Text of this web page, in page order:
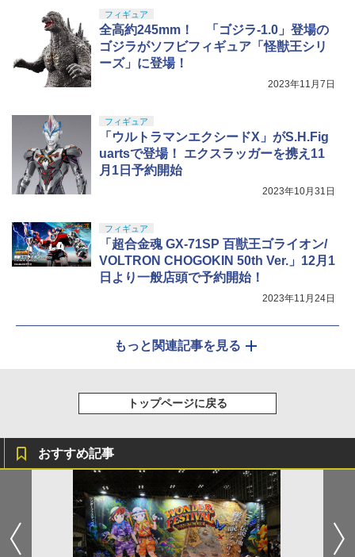
フィギュア
全高約245mm！ 「ゴジラ-1.0」登場の
ゴジラがソフビフィギュア「怪獣王シリ
ーズ」に登場！
2023年11月7日
フィギュア
「ウルトラマンエクシードX」がS.H.Fig
uartsで登場！ エクスラッガーを携え11
月1日予約開始
2023年10月31日
フィギュア
「超合金魂 GX-71SP 百獣王ゴライオン/
VOLTRON CHOGOKIN 50th Ver.」12月1
日より一般店頭で予約開始！
2023年11月24日
もっと関連記事を見る
トップページに戻る
おすすめ記事